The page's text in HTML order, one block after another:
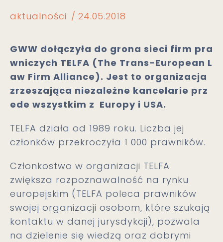
aktualności 24.05.2018
GWW dołączyła do grona sieci firm pra
wniczych TELFA (The Trans-European L
aw Firm Alliance). Jest to organizacja
zrzeszająca niezależne kancelarie prz
ede wszystkim z Europy i USA.
TELFA działa od 1989 roku. Liczba jej
członków przekroczyła 1 000 prawników.
Członkostwo w organizacji TELFA
zwiększa rozpoznawalność na rynku
europejskim (TELFA poleca prawników
swojej organizacji osobom, które szukają
kontaktu w danej jurysdykcji), pozwala
na dzielenie się wiedzą oraz dobrymi